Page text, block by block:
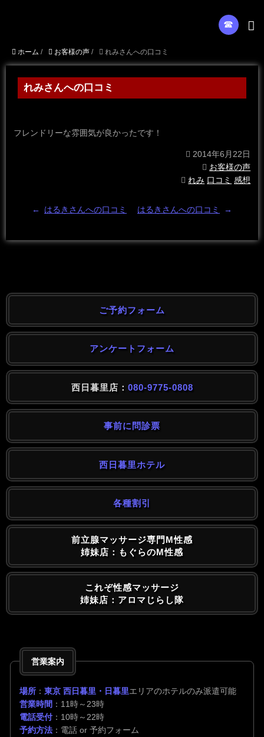
☎︎
ホーム / お客様の声 / れみさんへの口コミ
れみさんへの口コミ
フレンドリーな雰囲気が良かったです！
2014年6月22日
お客様の声
れみ 口コミ 感想
← はるきさんへの口コミ はるきさんへの口コミ →
ご予約フォーム
アンケートフォーム
西日暮里店： 080-9775-0808
事前に問診票
西日暮里ホテル
各種割引
前立腺マッサージ専門M性感
姉妹店：もぐらのM性感
これぞ性感マッサージ
姉妹店：アロマじらし隊
営業案内
場所 ： 東京 西日暮里・日暮里エリアのホテルのみ派遣可能
営業時間 ：11時～23時
電話受付：10時～22時
予約方法 ：電話 or 予約フォーム